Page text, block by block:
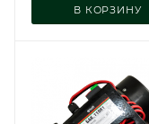
В КОРЗИНУ